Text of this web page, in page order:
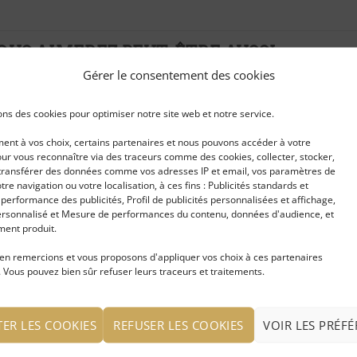
Gérer le consentement des cookies
des cookies pour optimiser notre site web et notre service.
à vos choix, certains partenaires et nous pouvons accéder à votre
vous reconnaître via des traceurs comme des cookies, collecter, stocker,
des données comme vos adresses IP et email, vos paramètres de
navigation ou votre localisation, à ces fins : Publicités standards et
des publicités, Profil de publicités personnalisées et affichage,
et Mesure de performances du contenu, données d'audience, et
produit.
remercions et vous proposons d'appliquer vos choix à ces partenaires
Vous pouvez bien sûr refuser leurs traceurs et traitements.
LES COOKIES REFUSER LES COOKIES VOIR LES
AIMEREZ PEUT-ÊTRE AUSSI…
à ma
liste
d'envies
de verre à
et métal plaqué
à ma
liste
d'envies
pampilles et perles
Nina
LIRE LA